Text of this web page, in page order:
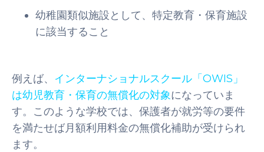
幼稚園類似施設として、特定教育・保育施設
に該当すること
例えば、 インターナショナルスクール「OWIS」
は幼児教育・保育の無償化の対象になっていま
す。このような学校では、保護者が就労等の要件
を満たせば月額利用料金の無償化補助が受けられ
ます。